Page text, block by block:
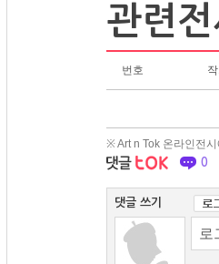
관련전
번호
※ Art n Tok 온라인전
0
댓글 쓰기